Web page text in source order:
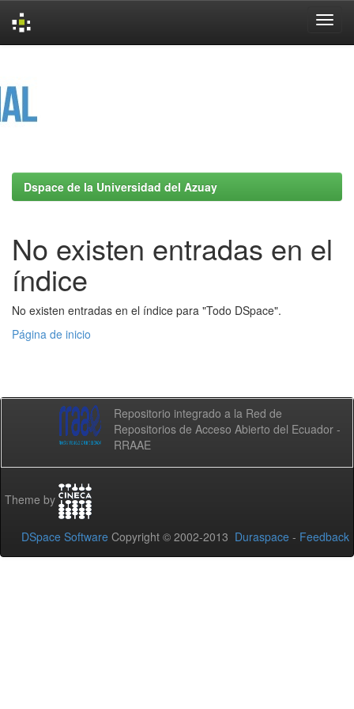
Dspace de la Universidad del Azuay
No existen entradas en el
índice
No existen entradas en el índice para "Todo DSpace".
Página de inicio
Repositorio integrado a la Red de
Repositorios de Acceso Abierto del Ecuador -
RRAAE
Theme by
DSpace Software Copyright © 2002-2013 Duraspace - Feedback